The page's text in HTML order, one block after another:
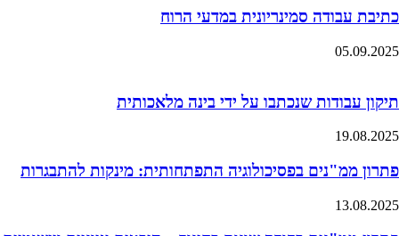
כתיבת עבודה סמינריונית במדעי הרוח
05.09.2025
תיקון עבודות שנכתבו על ידי בינה מלאכותית
19.08.2025
פתרון ממ"נים בפסיכולוגיה התפתחותית: מינקות להתבגרות
13.08.2025